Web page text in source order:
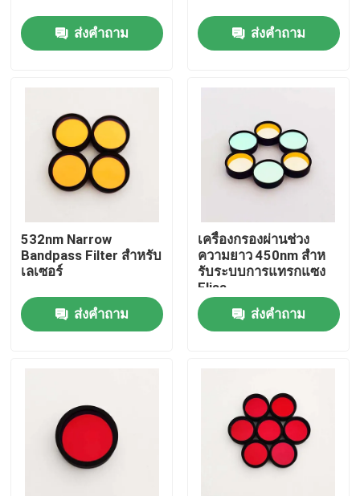
วิดีโอ
เกี่ยวกับเรา
ทัวร์โรงงาน
ติดต่อเรา
เครื่องกรองแผงไฟฟ้า
ส่งคำถาม ส่งคำถาม
532nm Narrow
Bandpass Filter สําหรับ
เลเซอร์
ส่งคำถาม
เครื่องกรองผ่านช่วง
ความยาว 450nm สําห
รับระบบการแทรกแซง
Elisa
ส่งคำถาม